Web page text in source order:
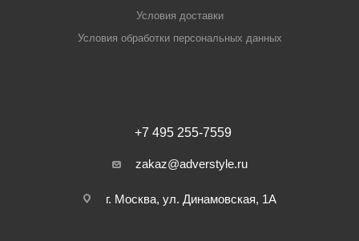
Условия доставки
Условия обработки персональных данных
+7 495 255-7559
zakaz@adverstyle.ru
г. Москва, ул. Динамовская, 1А